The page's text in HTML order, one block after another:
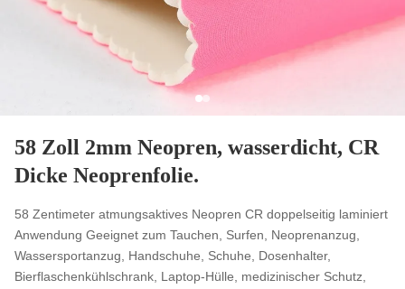
58 Zoll 2mm Neopren, wasserdicht, CR
Dicke Neoprenfolie.
58 Zentimeter atmungsaktives Neopren CR doppelseitig laminiert
Anwendung Geeignet zum Tauchen, Surfen, Neoprenanzug,
Wassersportanzug, Handschuhe, Schuhe, Dosenhalter,
Bierflaschenkühlschrank, Laptop-Hülle, medizinischer Schutz,